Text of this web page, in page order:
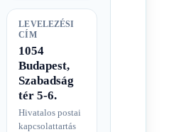
LEVELEZÉSI
CÍM
1054
Budapest,
Szabadság
tér 5-6.
Hivatalos postai
kapcsolattartás